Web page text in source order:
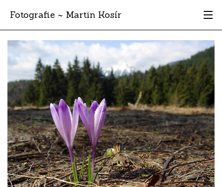
Fotografie ~ Martin Kosír
Moje obľúbené
Albumy
Miesta
Archív
Vyhľadávanie